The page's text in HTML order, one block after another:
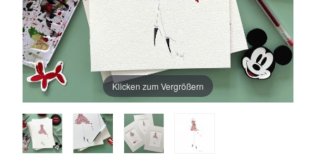
Klicken zum Vergrößern